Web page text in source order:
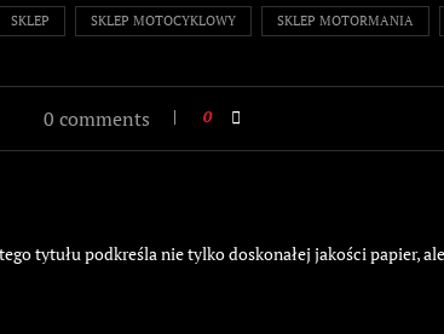
SKLEP SKLEP MOTOCYKLOWY SKLEP MOTORMANIA
0 comments 0
tytułu podkreśla nie tylko doskonałej jakości papier,